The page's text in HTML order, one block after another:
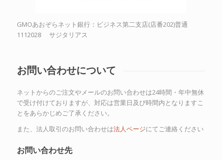
GMOあおぞらネット銀行：ビジネス第二支店(店番202)普通
1112028 サジタリアス
お問い合わせについて
ネットからのご注文やメールのお問い合わせは24時間・年中無休
で受け付けておりますが、対応は営業日及び時間内となりますこ
とをあらかじめご了承ください。
また、法人取引のお問い合わせは法人ページにてご連絡ください
お問い合わせ先